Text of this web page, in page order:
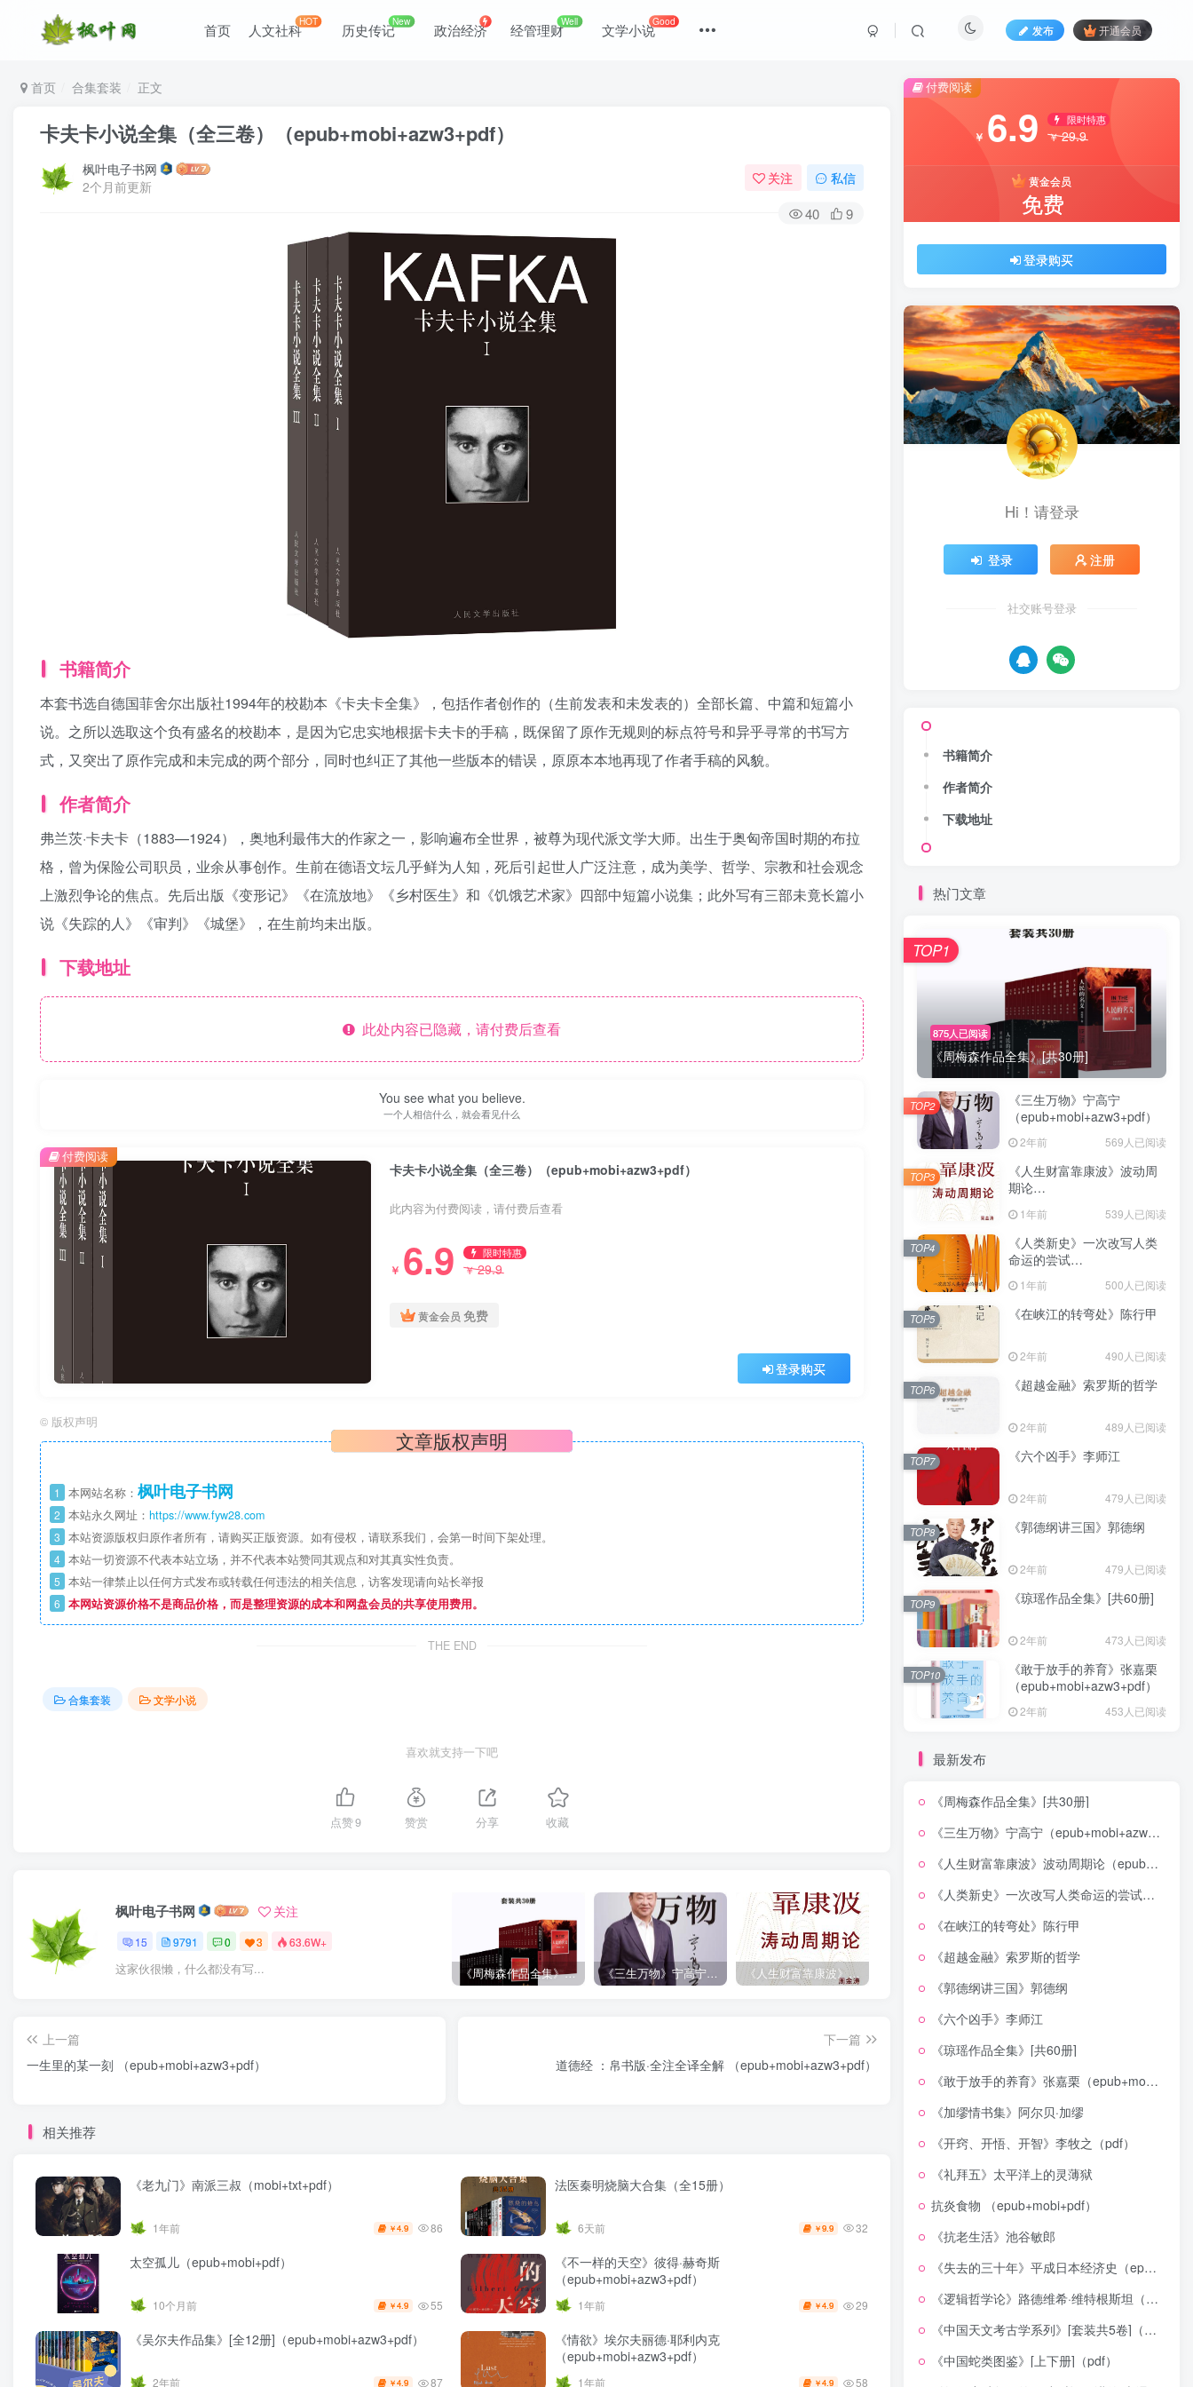
首页 人文社科HOT 历史传记New 政治经济 经管理财Well 文学小说Good
发布 开通会员
首页 合集套装 正文
卡夫卡小说全集（全三卷）（epub+mobi+azw3+pdf）
枫叶电子书网
2个月前更新
关注 私信
40 9
书籍简介
本套书选自德国菲舍尔出版社1994年的校勘本《卡夫卡全集》，包括作者创作的（生前发表和未发表的）全部长篇、中篇和短篇小
说。之所以选取这个负有盛名的校勘本，是因为它忠实地根据卡夫卡的手稿，既保留了原作无规则的标点符号和异乎寻常的书写方
式，又突出了原作完成和未完成的两个部分，同时也纠正了其他一些版本的错误，原原本本地再现了作者手稿的风貌。
作者简介
弗兰茨·卡夫卡（1883—1924），奥地利最伟大的作家之一，影响遍布全世界，被尊为现代派文学大师。出生于奥匈帝国时期的布拉
格，曾为保险公司职员，业余从事创作。生前在德语文坛几乎鲜为人知，死后引起世人广泛注意，成为美学、哲学、宗教和社会观念
上激烈争论的焦点。先后出版《变形记》《在流放地》《乡村医生》和《饥饿艺术家》四部中短篇小说集；此外写有三部未竟长篇小
说《失踪的人》《审判》《城堡》，在生前均未出版。
下载地址
此处内容已隐藏，请付费后查看
You see what you believe.
一个人相信什么，就会看见什么
卡夫卡小说全集（全三卷）（epub+mobi+azw3+pdf）
此内容为付费阅读，请付费后查看
￥ 6.9 限时特惠
￥29.9
黄金会员 免费
登录购买
付费阅读
© 版权声明
文章版权声明
1 本网站名称： 枫叶电子书网
2 本站永久网址： https://www.fyw28.com
3 本站资源版权归原作者所有，请购买正版资源。如有侵权，请联系我们，会第一时间下架处理。
4 本站一切资源不代表本站立场，并不代表本站赞同其观点和对其真实性负责。
5 本站一律禁止以任何方式发布或转载任何违法的相关信息，访客发现请向站长举报
6 本网站资源价格不是商品价格，而是整理资源的成本和网盘会员的共享使用费用。
THE END
合集套装 文学小说
喜欢就支持一下吧
点赞9 赞赏 分享 收藏
枫叶电子书网 关注
15 9791 0 3 63.6W+
这家伙很懒，什么都没有写... 《周梅森作品全集》[共30册] 《三生万物》宁高宁（epub+mobi+azw3+pdf） 《人生财富靠康波》波动周期论（epub+mobi+azw3+pdf）
上一篇
一生里的某一刻 （epub+mobi+azw3+pdf）
下一篇
道德经 ：帛书版·全注全译全解 （epub+mobi+azw3+pdf）
相关推荐
《老九门》南派三叔（mobi+txt+pdf）
1年前 ￥4.9 86
法医秦明烧脑大合集（全15册）
6天前 ￥9.9 32
太空孤儿（epub+mobi+pdf）
10个月前 ￥4.9 55
《不一样的天空》彼得·赫奇斯
（epub+mobi+azw3+pdf）
1年前 ￥4.9 29
《吴尔夫作品集》[全12册]（epub+mobi+azw3+pdf）
2年前 ￥4.9 87
《情欲》埃尔夫丽德·耶利内克
（epub+mobi+azw3+pdf）
1年前 ￥4.9 58
付费阅读
￥ 6.9 限时特惠
￥29.9
黄金会员
免费
登录购买
Hi！请登录
登录 注册
社交账号登录
书籍简介
作者简介
下载地址
热门文章
875人已阅读
《周梅森作品全集》[共30册]
TOP1
《三生万物》宁高宁
（epub+mobi+azw3+pdf）
2年前 569人已阅读
TOP2
《人生财富靠康波》波动周
期论
1年前 539人已阅读
TOP3
《人类新史》一次改写人类
命运的尝试
1年前 500人已阅读
TOP4
《在峡江的转弯处》陈行甲
2年前 490人已阅读
TOP5
《超越金融》索罗斯的哲学
2年前 489人已阅读
TOP6
《六个凶手》李师江
2年前 479人已阅读
TOP7
《郭德纲讲三国》郭德纲
2年前 479人已阅读
TOP8
《琼瑶作品全集》[共60册]
2年前 473人已阅读
TOP9
《敢于放手的养育》张嘉栗
（epub+mobi+azw3+pdf）
2年前 453人已阅读
TOP10
最新发布
《周梅森作品全集》[共30册]
《三生万物》宁高宁（epub+mobi+azw3+pdf）
《人生财富靠康波》波动周期论（epub+mobi+azw3+pdf）
《人类新史》一次改写人类命运的尝试（epub+mobi+azw3+pdf）
《在峡江的转弯处》陈行甲
《超越金融》索罗斯的哲学
《郭德纲讲三国》郭德纲
《六个凶手》李师江
《琼瑶作品全集》[共60册]
《敢于放手的养育》张嘉栗（epub+mobi+azw3+pdf）
《加缪情书集》阿尔贝·加缪
《开窍、开悟、开智》李牧之（pdf）
《礼拜五》太平洋上的灵薄狱
抗炎食物 （epub+mobi+pdf）
《抗老生活》池谷敏郎
《失去的三十年》平成日本经济史（epub+mobi+azw3+pdf）
《逻辑哲学论》路德维希·维特根斯坦（epub+mobi+azw3+pdf）
《中国天文考古学系列》[套装共5卷]（epub+mobi+azw3+pdf）
《中国蛇类图鉴》[上下册]（pdf）
登录
没有账号？立即注册
登录密码
记住登录